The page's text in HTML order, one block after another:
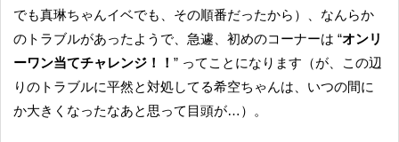
でも真琳ちゃんイベでも、その順番だったから）、なんらか
のトラブルがあったようで、急遽、初めのコーナーは “オンリ
ーワン当てチャレンジ！！ ” ってことになります（が、この辺
りのトラブルに平然と対処してる希空ちゃんは、いつの間に
か大きくなったなあと思って目頭が…）。